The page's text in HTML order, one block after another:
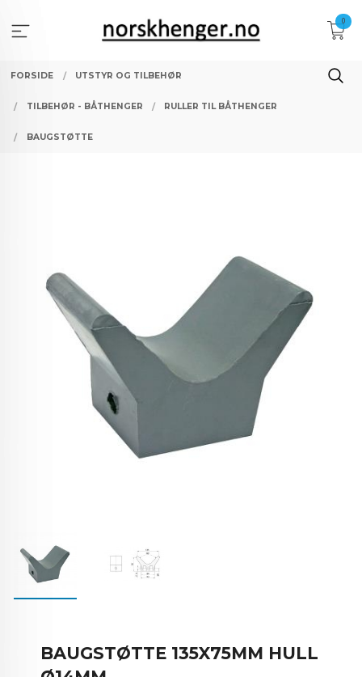
innholdet
0
FORSIDE UTSTYR OG TILBEHØR
TILBEHØR - BÅTHENGER RULLER TIL BÅTHENGER
BAUGSTØTTE
BAUGSTØTTE 135X75MM HULL